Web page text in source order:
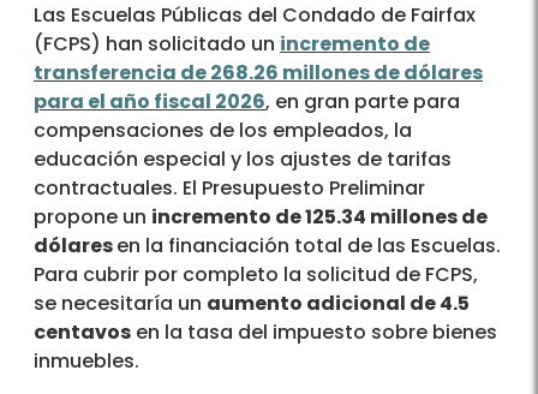
Las Escuelas Públicas del Condado de Fairfax
(FCPS) han solicitado un incremento de
transferencia de 268.26 millones de dólares
para el año fiscal 2026, en gran parte para
compensaciones de los empleados, la
educación especial y los ajustes de tarifas
contractuales. El Presupuesto Preliminar
propone un incremento de 125.34 millones de
dólaresen la financiación total de las Escuelas.
Para cubrir por completo la solicitud de FCPS,
se necesitaría un aumento adicional de 4.5
centavos en la tasa del impuesto sobre bienes
inmuebles.